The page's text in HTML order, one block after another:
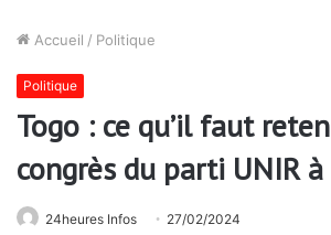
Accueil / Politique
Politique
Togo : ce qu’il faut
congrès du parti UNIR à
24heures Infos 27/02/2024